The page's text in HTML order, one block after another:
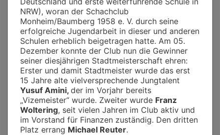
NRW), woran der Schachclub
Monheim/Baumberg 1958 e. V. durch seine
erfolgreiche Jugendarbeit in dieser und anderen
Schulen erheblich beigetragen hatte. Am 05.
Dezember konnte der Club nun die Gewinner
seiner diesjährigen Stadtmeisterschaft ehren:
Erster und damit Stadtmeister wurde das erst
15 Jahre alte vielversprechende Jungtalent
Yusuf Amini, der im Vorjahr bereits
„Vizemeister“ wurde. Zweiter wurde Franz
Woltering, seit vielen Jahren im Club aktiv und
im Vorstand für Finanzen zuständig. Den dritten
Platz errang Michael Reuter.